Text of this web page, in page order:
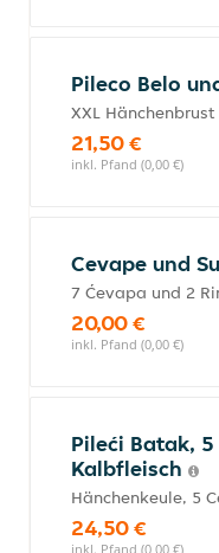
Pileco Belo
XXL
21,50 €
inkl. Pfand (0,00 €)
Cevape und
7 Ćevapa und 2
20,00 €
inkl. Pfand (0,00 €)
Pileći Batak,
Kalbfleisch
Hänchenkeule, 5
24,50 €
inkl. Pfand (0,00 €)